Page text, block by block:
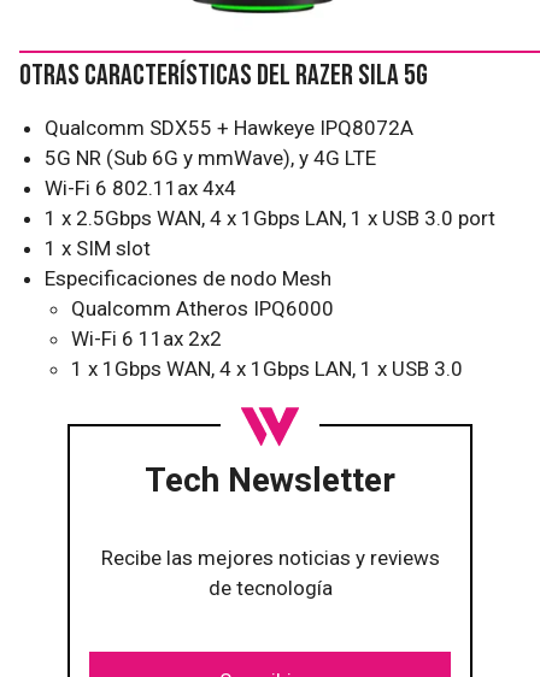
Otras características del Razer Sila 5G
Qualcomm SDX55 + Hawkeye IPQ8072A
5G NR (Sub 6G y mmWave), y 4G LTE
Wi-Fi 6 802.11ax 4x4
1 x 2.5Gbps WAN, 4 x 1Gbps LAN, 1 x USB 3.0 port
1 x SIM slot
Especificaciones de nodo Mesh
Qualcomm Atheros IPQ6000
Wi-Fi 6 11ax 2x2
1 x 1Gbps WAN, 4 x 1Gbps LAN, 1 x USB 3.0
Tech Newsletter
Recibe las mejores noticias y reviews
de tecnología